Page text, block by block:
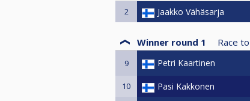
2 Jaakko Vähäsarja
Winner round 1 Race to
9 Petri Kaartinen
10 Pasi Kakkonen